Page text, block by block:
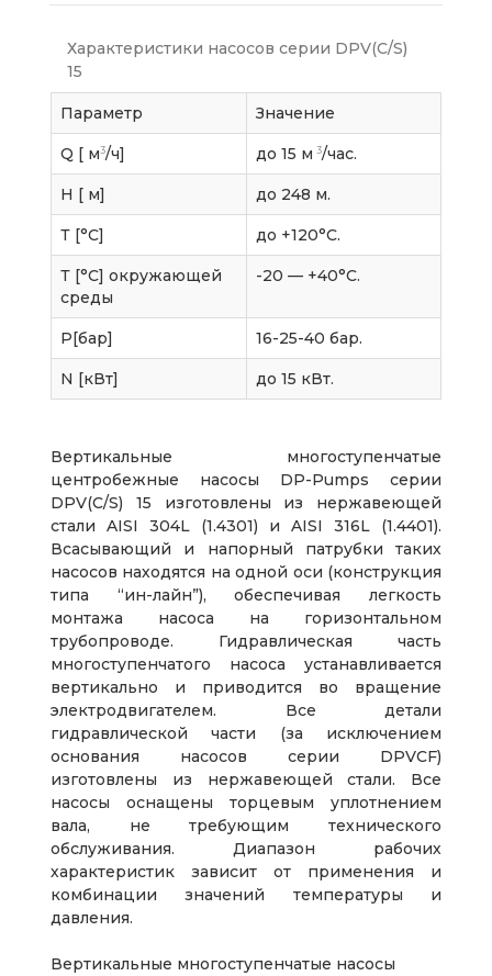
Характеристики насосов серии DPV(C/S)
15
Параметр Значение
Q [ м3/ч] до 15 м 3/час.
H [ м] до 248 м.
Т [°C] до +120°С.
Т [°C] окружающей
среды
-20 — +40°С.
P[бар] 16-25-40 бар.
N [кВт] до 15 кВт.
Вертикальные многоступенчатые
центробежные насосы DP-Pumps серии
DPV(C/S) 15 изготовлены из нержавеющей
стали AISI 304L (1.4301) и AISI 316L (1.4401).
Всасывающий и напорный патрубки таких
насосов находятся на одной оси (конструкция
типа “ин-лайн”), обеспечивая легкость
монтажа насоса на горизонтальном
трубопроводе. Гидравлическая часть
многоступенчатого насоса устанавливается
вертикально и приводится во вращение
электродвигателем. Все детали
гидравлической части (за исключением
основания насосов серии DPVCF)
изготовлены из нержавеющей стали. Все
насосы оснащены торцевым уплотнением
вала, не требующим технического
обслуживания. Диапазон рабочих
характеристик зависит от применения и
комбинации значений температуры и
давления.
Вертикальные многоступенчатые насосы